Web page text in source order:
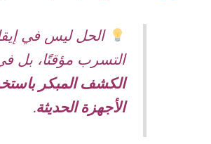
الحل ليس في
التسرب مؤقتًا، بل
الكشف المبكر
الأجهزة الحديثة.